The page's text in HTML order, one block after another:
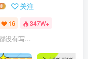
关注
16 347W+
没有写...